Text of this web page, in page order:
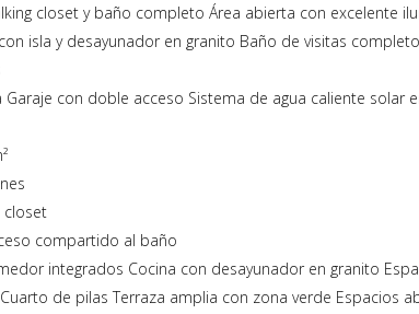
closet y baño completo Área abierta con excelente
isla y desayunador en granito Baño de visitas completo
con doble acceso Sistema de agua caliente solar
closet
compartido al baño
integrados Cocina con desayunador en granito
de pilas Terraza amplia con zona verde Espacios